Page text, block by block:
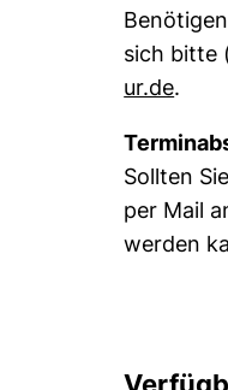
sich bitte
ur.de.
Sollten
per Mail
werden